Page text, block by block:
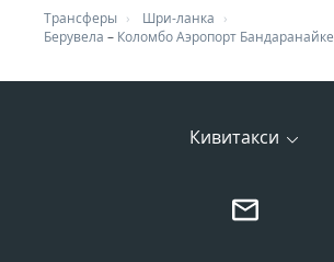
Трансферы
Шри-ланка
Берувела – Коломбо Аэропорт Бандаранайке
Кивитакси